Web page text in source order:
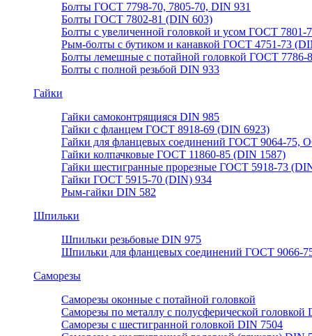
Болты ГОСТ 7798-70, 7805-70, DIN 931
Болты ГОСТ 7802-81 (DIN 603)
Болты с увеличенной головкой и усом ГОСТ 7801-
Рым-болты с бутиком и канавкой ГОСТ 4751-73
Болты лемешные с потайной головкой ГОСТ 7786-
Болты с полной резьбой DIN 933
Гайки
Гайки самоконтрящияся DIN 985
Гайки с фланцем ГОСТ 8918-69 (DIN 6923)
Гайки для фланцевых соединений ГОСТ 9064-75,
Гайки колпачковые ГОСТ 11860-85 (DIN 1587)
Гайки шестигранные прорезные ГОСТ 5918-73
Гайки ГОСТ 5915-70 (DIN) 934
Рым-гайки DIN 582
Шпильки
Шпильки резьбовые DIN 975
Шпильки для фланцевых соединений ГОСТ 9066-
Саморезы
Саморезы оконные с потайной головкой
Саморезы по металлу с полусферической головкой
Саморезы с шестигранной головкой DIN 7504